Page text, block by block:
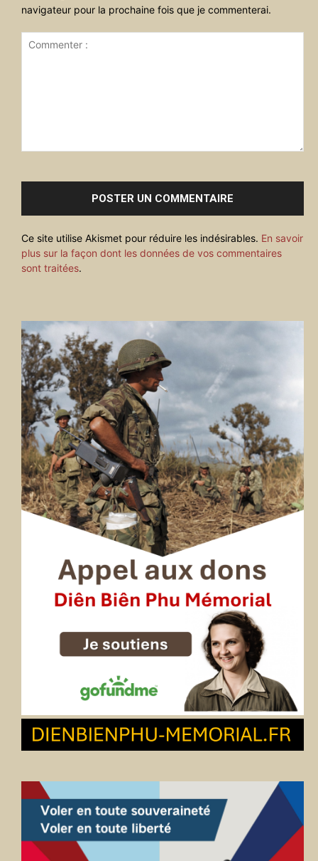
navigateur pour la prochaine fois que je commenterai.
Ce site utilise Akismet pour réduire les indésirables. En savoir
plus sur la façon dont les données de vos commentaires
sont traitées.